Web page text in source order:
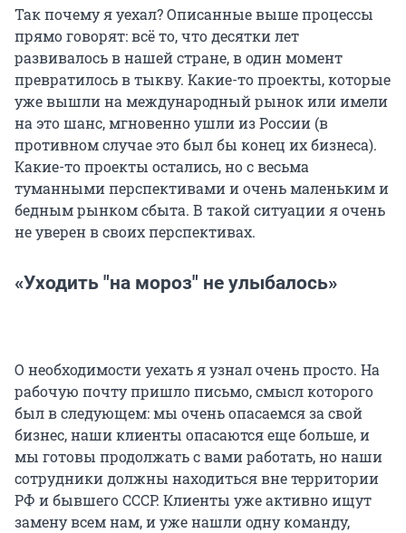
Так почему я уехал? Описанные выше процессы
прямо говорят: всё то, что десятки лет
развивалось в нашей стране, в один момент
превратилось в тыкву. Какие-то проекты, которые
уже вышли на международный рынок или имели
на это шанс, мгновенно ушли из России (в
противном случае это был бы конец их бизнеса).
Какие-то проекты остались, но с весьма
туманными перспективами и очень маленьким и
бедным рынком сбыта. В такой ситуации я очень
не уверен в своих перспективах.
«Уходить "на мороз" не улыбалось»
О необходимости уехать я узнал очень просто. На
рабочую почту пришло письмо, смысл которого
был в следующем: мы очень опасаемся за свой
бизнес, наши клиенты опасаются еще больше, и
мы готовы продолжать с вами работать, но наши
сотрудники должны находиться вне территории
РФ и бывшего СССР. Клиенты уже активно ищут
замену всем нам, и уже нашли одну команду,